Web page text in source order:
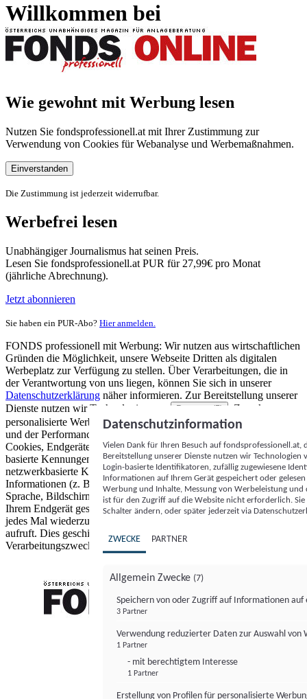
Willkommen bei
Wie gewohnt mit Werbung lesen
Nutzen Sie fondsprofessionell.at mit Ihrer Zustimmung zur
Verwendung von Cookies für Webanalyse und Werbemaßnahmen.
Einverstanden
Die Zustimmung ist jederzeit widerrufbar.
Werbefrei lesen
Unabhängiger Journalismus hat seinen Preis.
Lesen Sie fondsprofessionell.at PUR für 27,99€ pro Monat
(jährliche Abrechnung).
Jetzt abonnieren
Sie haben ein PUR-Abo? Hier anmelden.
FONDS professionell mit Werbung: Wir nutzen aus wirtschaftlichen
Gründen die Möglichkeit, unsere Webseite Dritten als digitalen
Werbeplatz zur Verfügung zu stellen. Über Verarbeitungen, die in
der Verantwortung von uns liegen, können Sie sich in unserer
Datenschutzerklärung näher informieren. Zur Bereitstellung unserer
Dienste nutzen wir Technologien von
Partnern (5)
. Zwecke:
personalisierte Werbung und Inhalte, Messung von Werbeleistung
und der Performance von Inhalten sowie Zielgruppenforschung.
Cookies, Endgeräte- oder ähnliche Online-Kennungen (z. B. login-
basierte Kennungen, zufällig generierte Kennungen,
netzwerkbasierte Kennungen) können zusammen mit anderen
Informationen (z. B. Browsertyp und Browserinformationen,
Sprache, Bildschirmgröße, unterstützte Technologien usw.) auf
Ihrem Endgerät gespeichert oder von dort ausgelesen werden, um es
jedes Mal wiederzuerkennen, wenn es eine App oder einer Webseite
aufruft. Dies geschieht für einen oder mehrere der hier aufgeführten
Verarbeitungszwecke.
Datenschutzinformation
Vielen Dank für Ihren Besuch auf
Bereitstellung unserer Dienste nutzen wir Technologien
Login-basierte Identifikatoren, zufällig zugewiesene
Informationen auf Ihrem Gerät gespeichert oder
Werbung und Inhalte, Messung von Werbeleistung
ist für den Zugriff auf die Website nicht erforderlich.
Schalter ändern, oder später jederzeit via
ZWECKE PARTNER
Allgemein Zwecke (7)
Speichern von oder Zugriff auf Informationen auf
3 Partner
Verwendung reduzierter Daten zur Auswahl von
1 Partner
- mit berechtigtem Interesse
1 Partner
Erstellung von Profilen für personalisierte
FONDS professionell